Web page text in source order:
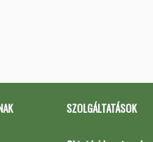
SZOLGÁLTATÁSOK